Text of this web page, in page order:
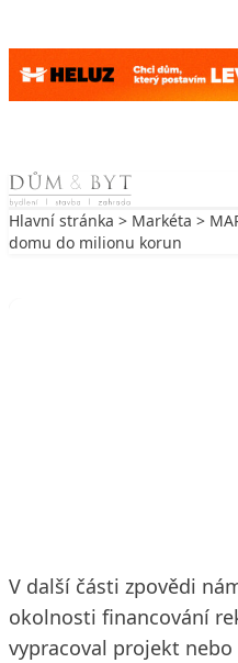
Skip to content
Hlavní stránka > Markéta >
domu do milionu korun
V další části zpovědi
okolnosti financování
vypracoval projekt